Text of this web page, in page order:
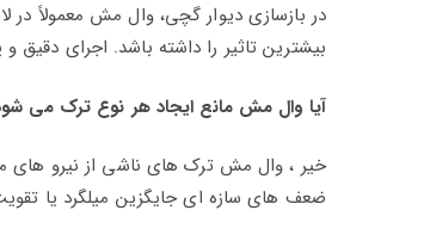
در بازسازی دیوار گچی، وال‌ مش معمولاً در
بیشترین تاثیر را داشته باشد. اجرای
آیا وال‌ مش مانع ایجاد هر نوع ترک می‌
خیر ، وال‌ مش ترک‌ های ناشی از نیرو های
ضعف‌ های سازه‌ ای جایگزین میلگرد یا